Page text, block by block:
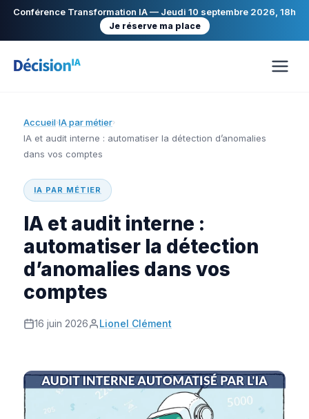
Conférence Transformation IA — Jeudi 10 septembre 2026, 18h
Je réserve ma place
Accueil›IA par métier›
IA et audit interne : automatiser la détection d’anomalies
dans vos comptes
IA PAR MÉTIER
IA et audit interne :
automatiser la détection
d’anomalies dans vos
comptes
16 juin 2026 Lionel Clément